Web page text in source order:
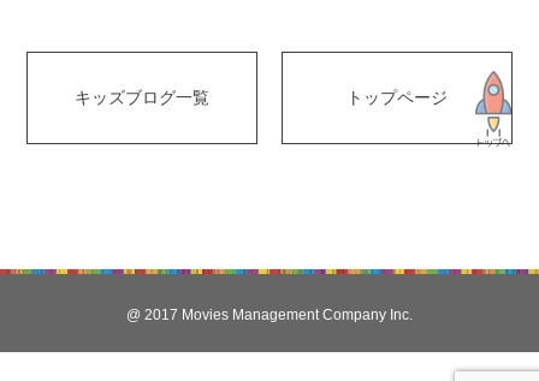
キッズブログ一覧 トップページ
@ 2017 Movies Management Company Inc.